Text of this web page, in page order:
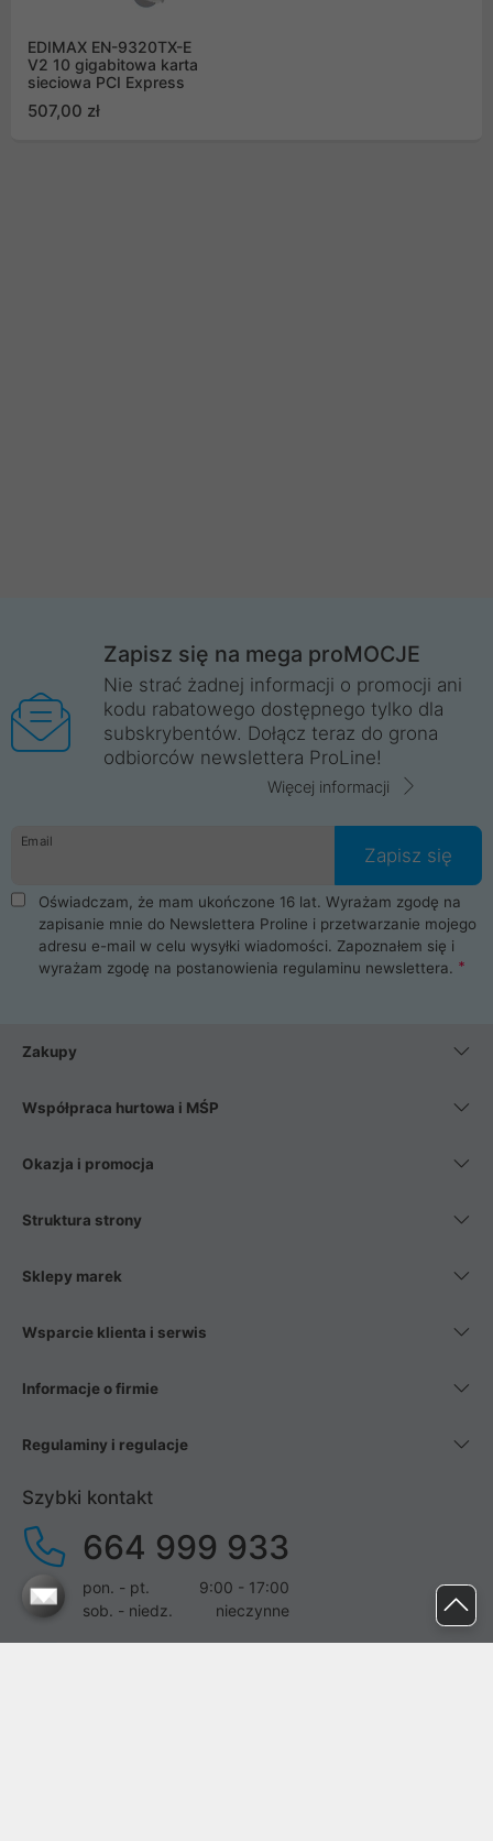
EDIMAX EN-9320TX-E
V2 10 gigabitowa karta
sieciowa PCI Express
507,00 zł
Zapisz się na mega proMOCJE
Nie strać żadnej informacji o promocji ani
kodu rabatowego dostępnego tylko dla
subskrybentów. Dołącz teraz do grona
odbiorców newslettera ProLine!
Więcej informacji
Email
Zapisz się
Oświadczam, że mam ukończone 16 lat. Wyrażam zgodę na
zapisanie mnie do Newslettera Proline i przetwarzanie mojego
adresu e-mail w celu wysyłki wiadomości. Zapoznałem się i
wyrażam zgodę na postanowienia regulaminu newslettera.
Zakupy
Współpraca hurtowa i MŚP
Okazja i promocja
Struktura strony
Sklepy marek
Wsparcie klienta i serwis
Informacje o firmie
Regulaminy i regulacje
Szybki kontakt
664 999 933
pon. - pt.
9:00 - 17:00
sob. - niedz.
nieczynne